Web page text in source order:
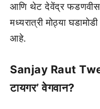
आणि थेट देवेंद्र
मध्यरात्री मोठ्या
आहे.
Sanjay Raut
टायगर’ वेगवान?